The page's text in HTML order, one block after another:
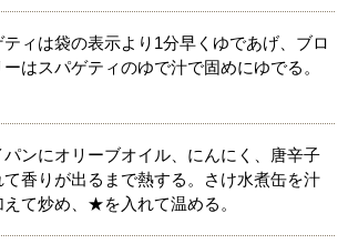
ティは袋の表示より1分早くゆであげ、ブロ
ーはスパゲティのゆで汁で固めにゆでる。
パンにオリーブオイル、にんにく、唐辛子
て香りが出るまで熱する。さけ水煮缶を汁
えて炒め、★を入れて温める。